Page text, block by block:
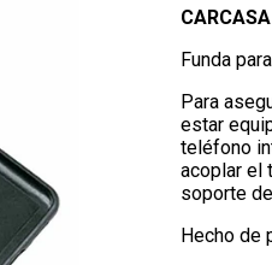
Funda
Para
estar
teléfono
acoplar el
soporte
Hecho de